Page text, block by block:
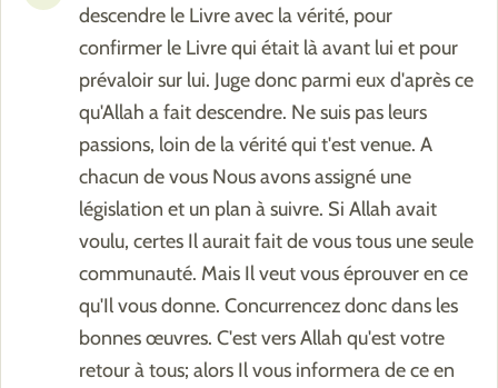
descendre le Livre avec la vérité, pour
confirmer le Livre qui était là avant lui et pour
prévaloir sur lui. Juge donc parmi eux d'après ce
qu'Allah a fait descendre. Ne suis pas leurs
passions, loin de la vérité qui t'est venue. A
chacun de vous Nous avons assigné une
législation et un plan à suivre. Si Allah avait
voulu, certes Il aurait fait de vous tous une seule
communauté. Mais Il veut vous éprouver en ce
qu'Il vous donne. Concurrencez donc dans les
bonnes œuvres. C'est vers Allah qu'est votre
retour à tous; alors Il vous informera de ce en